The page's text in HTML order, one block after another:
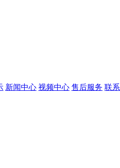
新闻中心 视频中心 售后服务 联